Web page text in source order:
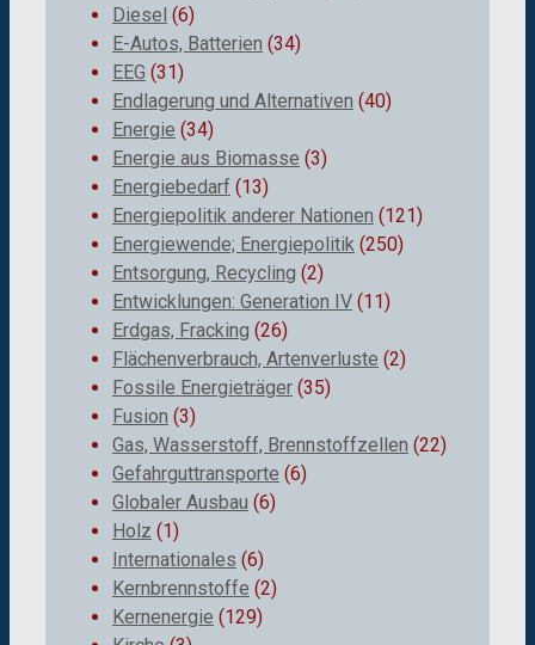
Diesel (6)
E-Autos, Batterien (34)
EEG (31)
Endlagerung und Alternativen (40)
Energie (34)
Energie aus Biomasse (3)
Energiebedarf (13)
Energiepolitik anderer Nationen (121)
Energiewende; Energiepolitik (250)
Entsorgung, Recycling (2)
Entwicklungen: Generation IV (11)
Erdgas, Fracking (26)
Flächenverbrauch, Artenverluste (2)
Fossile Energieträger (35)
Fusion (3)
Gas, Wasserstoff, Brennstoffzellen (22)
Gefahrguttransporte (6)
Globaler Ausbau (6)
Holz (1)
Internationales (6)
Kernbrennstoffe (2)
Kernenergie (129)